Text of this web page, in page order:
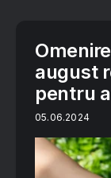
august
pentru
05.06.2024